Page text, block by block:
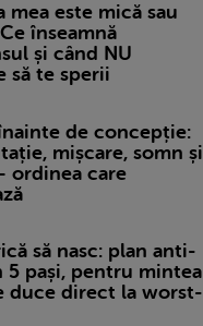
mea este mică sau
înseamnă
și când NU
să te sperii
de concepție:
mișcare, somn și
ordinea care
să nasc: plan anti-
5 pași, pentru mintea
duce direct la worst-